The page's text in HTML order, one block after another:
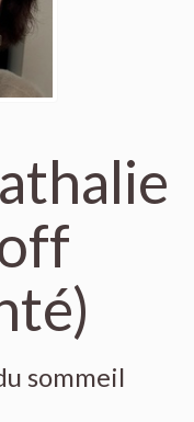
sommeil